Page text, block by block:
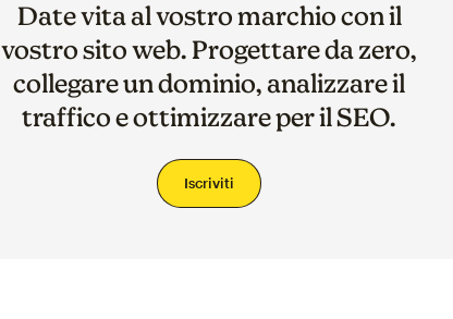
Date vita al vostro marchio con il
vostro sito web. Progettare da zero,
collegare un dominio, analizzare il
traffico e ottimizzare per il SEO.
Iscriviti